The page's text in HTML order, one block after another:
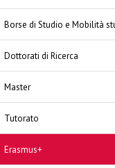
Borse di Studio e Mobilità
Dottorati di Ricerca
Master
Tutorato
Erasmus+